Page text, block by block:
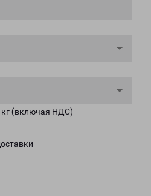
кг (включая НДС)